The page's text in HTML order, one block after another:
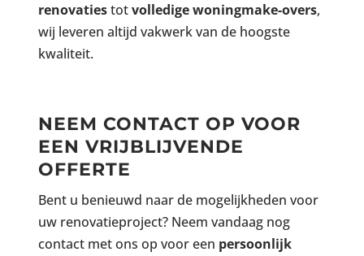
renovatiestotvolledige woningmake-overs,
wij leveren altijd vakwerk van de hoogste
kwaliteit.
NEEM CONTACT OP VOOR
EEN VRIJBLIJVENDE
OFFERTE
Bent u benieuwd naar de mogelijkheden voor
uw renovatieproject? Neem vandaag nog
contact met ons op voor een persoonlijk